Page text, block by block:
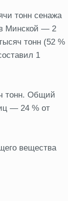
тонн сенажа
в Минской — 2
тонн (52 %
1
тонн. Общий
— 24 % от
вещества